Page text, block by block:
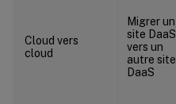
Cloud vers
cloud
Migrer un
site DaaS
vers un
autre site
DaaS